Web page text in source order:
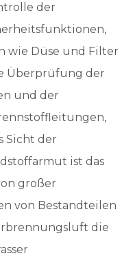
der
wie Düse und Filter
Überprüfung der
und der
Sicht der
ist das
großer
von Bestandteilen
die